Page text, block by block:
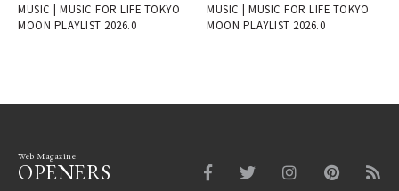
MUSIC | MUSIC FOR LIFE TOKYO
MOON PLAYLIST 2026.0
MUSIC | MUSIC FOR LIFE TOKYO
MOON PLAYLIST 2026.0
Web Magazine
OPENERS